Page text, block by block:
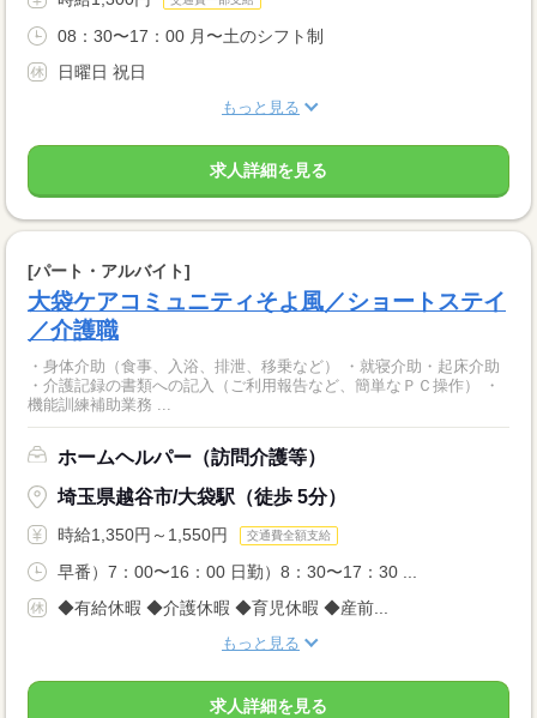
08：30〜17：00 月〜土のシフト制
日曜日 祝日
もっと見る
求人詳細を見る
[パート・アルバイト]
大袋ケアコミュニティそよ風／ショートステイ
／介護職
・身体介助（食事、入浴、排泄、移乗など） ・就寝介助・起床介助
・介護記録の書類への記入（ご利用報告など、簡単なＰＣ操作） ・
機能訓練補助業務 ...
ホームヘルパー（訪問介護等）
埼玉県越谷市/大袋駅（徒歩 5分）
時給1,350円～1,550円 交通費全額支給
早番）7：00〜16：00 日勤）8：30〜17：30 ...
◆有給休暇 ◆介護休暇 ◆育児休暇 ◆産前...
もっと見る
求人詳細を見る